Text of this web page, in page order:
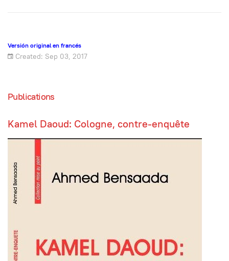
Versión original en francés
Created: Sep 03, 2017
Publications
Kamel Daoud: Cologne, contre-enquête